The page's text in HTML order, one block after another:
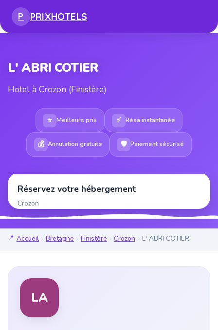
P PRIXHOTELS
L' ABRI COTIER
Hotel à Crozon (Finistère)
⭐ Meilleurs prix ⚡ Résa instantanée
💰 Annulation gratuite 🛡 Paiement sécurisé
Réservez votre hébergement
Crozon
Accueil Bretagne Finistère Crozon L' ABRI COTIER
LA